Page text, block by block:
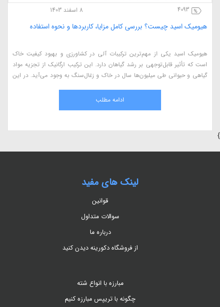
4093 8 اسفند 1403
هیومیک اسید چیست؟ بررسی کامل مزایا، کاربردها و نحوه استفاده
هیومیک اسید یکی از مهم‌ترین ترکیبات آلی در کشاورزی و بهبود کیفیت خاک
است که تأثیر قابل‌توجهی بر رشد گیاهان دارد. این ترکیب ارگانیک از تجزیه مواد
گیاهی و حیوانی طی میلیون‌ها سال در خاک و زغال‌سنگ به وجود می‌آید. در این
طبیعی و اثرات آن بر گیاهان می‌پردازیم.ادامه مطلب
}
لینک های مفید
قوانین
سوالات متداول
درباره ما
از فروشگاه دکورینه دیدن کنید
مبارزه با انواع شته
چگونه با تریپس مبارزه کنیم